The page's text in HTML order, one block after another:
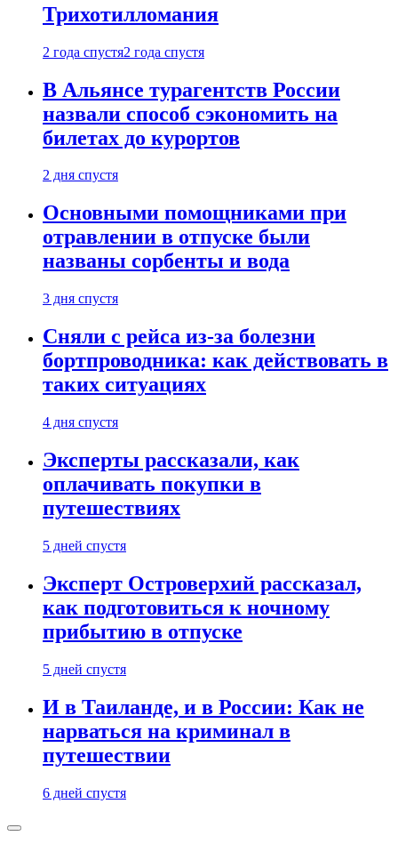
Трихотилломания
2 года спустя2 года спустя
В Альянсе турагентств России
назвали способ сэкономить на
билетах до курортов
2 дня спустя
Основными помощниками при
отравлении в отпуске были
названы сорбенты и вода
3 дня спустя
Сняли с рейса из-за болезни
бортпроводника: как действовать в
таких ситуациях
4 дня спустя
Эксперты рассказали, как
оплачивать покупки в
путешествиях
5 дней спустя
Эксперт Островерхий рассказал,
как подготовиться к ночному
прибытию в отпуске
5 дней спустя
И в Таиланде, и в России: Как не
нарваться на криминал в
путешествии
6 дней спустя